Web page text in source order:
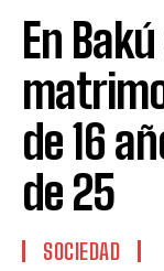
En
de 16
de 25
SOCIEDAD